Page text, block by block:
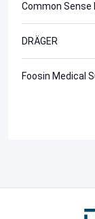
Common Sense
DRÄGER
Foosin Medical